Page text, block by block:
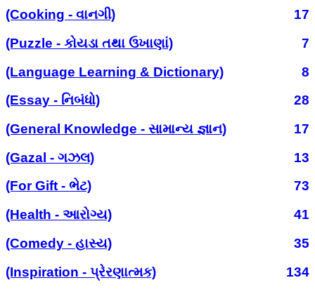
(Cooking - વાનગી)
17
(Puzzle - કોયડા તથા ઉખાણાં)
7
(Language Learning & Dictionary)
8
(Essay - નિબંધો)
28
(General Knowledge - સામાન્ય જ્ઞાન)
17
(Gazal - ગઝલ)
13
(For Gift - ભેટ)
73
(Health - આરોગ્ય)
41
(Comedy - હાસ્ય)
35
(Inspiration - પ્રેરણાત્મક)
134